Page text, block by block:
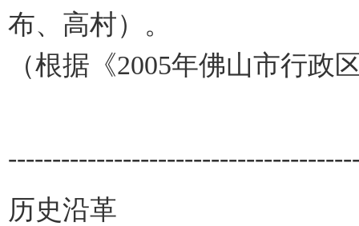
布、高村）。
（根据《2005年佛山市行政
历史沿革